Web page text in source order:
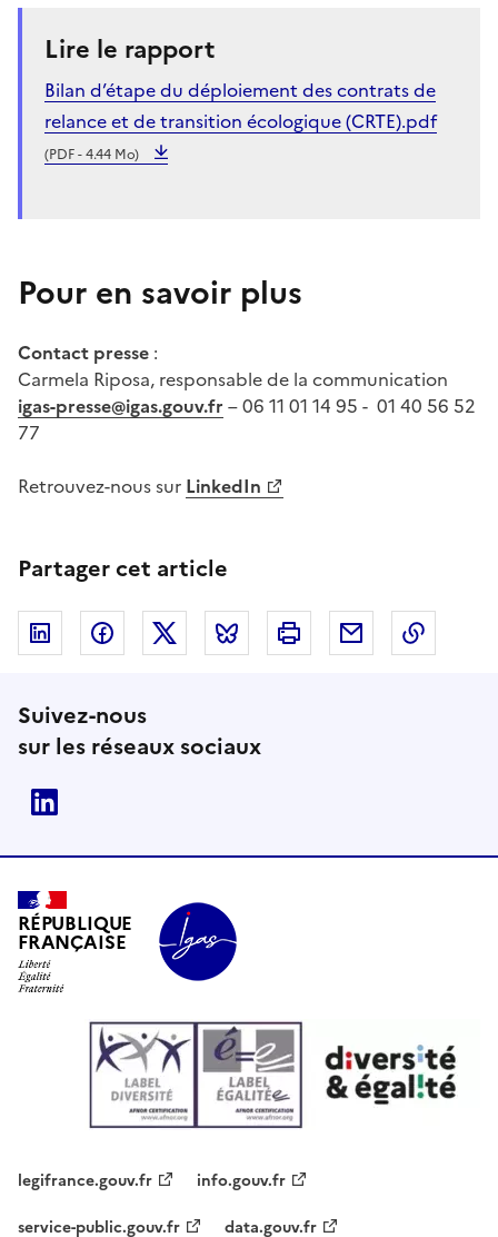
Lire le rapport
Bilan d’étape du déploiement des contrats de
relance et de transition écologique (CRTE).pdf
(PDF - 4.44 Mo)
Pour en savoir plus
Contact presse :
Carmela Riposa, responsable de la communication
igas-presse@igas.gouv.fr – 06 11 01 14 95 - 01 40 56 52
77
Retrouvez-nous sur LinkedIn
Partager cet article
Linkedin FacebookTwitter Bluesky Imprimer Courriel
Suivez-nous
sur les réseaux sociaux
RÉPUBLIQUE
FRANÇAISE
legifrance.gouv.fr
info.gouv.fr
service-public.gouv.fr
data.gouv.fr